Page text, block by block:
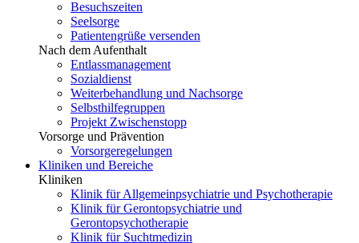
Besuchszeiten
Seelsorge
Patientengrüße versenden
Nach dem Aufenthalt
Entlassmanagement
Sozialdienst
Weiterbehandlung und Nachsorge
Selbsthilfegruppen
Projekt Zwischenstopp
Vorsorge und Prävention
Vorsorgeregelungen
Kliniken und Bereiche
Kliniken
Klinik für Allgemeinpsychiatrie und Psychotherapie
Klinik für Gerontopsychiatrie und
Gerontopsychotherapie
Klinik für Suchtmedizin